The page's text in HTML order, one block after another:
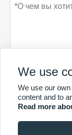
отправить
We use
We use our
content and to
Read more